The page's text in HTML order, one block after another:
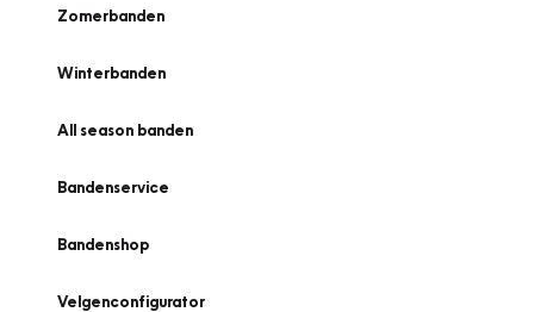
Zomerbanden
Winterbanden
All season banden
Bandenservice
Bandenshop
Velgenconfigurator